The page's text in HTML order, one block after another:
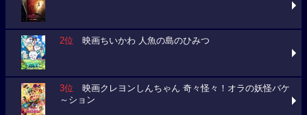
2位 映画ちいかわ 人魚の島のひみつ
3位 映画クレヨンしんちゃん 奇々怪々！オラの妖怪バケ
～ション